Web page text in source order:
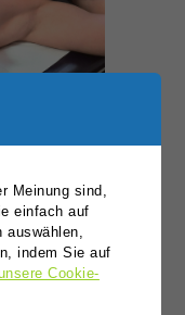
in
und
zur
Meinung sind,
einfach auf
auswählen,
indem Sie auf
Cookie-